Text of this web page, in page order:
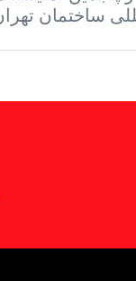
ساختمان